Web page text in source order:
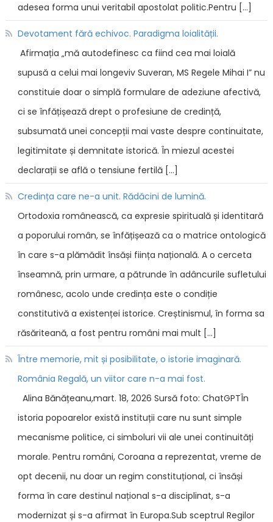
adesea forma unui veritabil apostolat politic.Pentru […]
Devotament fără echivoc. Paradigma loialității.
Afirmația „mă autodefinesc ca fiind cea mai loială
supusă a celui mai longeviv Suveran, MS Regele Mihai I” nu
constituie doar o simplă formulare de adeziune afectivă,
ci se înfățișează drept o profesiune de credință,
subsumată unei concepții mai vaste despre continuitate,
legitimitate și demnitate istorică. În miezul acestei
declarații se află o tensiune fertilă […]
Credința care ne-a unit. Rădăcini de lumină.
Ortodoxia românească, ca expresie spirituală și identitară
a poporului român, se înfățișează ca o matrice ontologică
în care s-a plămădit însăși ființa națională. A o cerceta
înseamnă, prin urmare, a pătrunde în adâncurile sufletului
românesc, acolo unde credința este o condiție
constitutivă a existenței istorice. Creștinismul, în forma sa
răsăriteană, a fost pentru români mai mult […]
Între memorie, mit și posibilitate, o istorie imaginară.
România Regală, un viitor care n-a mai fost.
Alina Bănățeanu,mart. 18, 2026 Sursă foto: ChatGPTÎn
istoria popoarelor există instituții care nu sunt simple
mecanisme politice, ci simboluri vii ale unei continuități
morale. Pentru români, Coroana a reprezentat, vreme de
opt decenii, nu doar un regim constituțional, ci însăși
forma în care destinul național s-a disciplinat, s-a
modernizat și s-a afirmat în Europa.Sub sceptrul Regilor